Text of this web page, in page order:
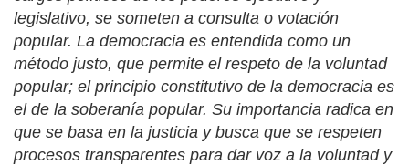
legislativo, se someten a consulta o votación
popular. La democracia es entendida como un
método justo, que permite el respeto de la voluntad
popular; el principio constitutivo de la democracia es
el de la soberanía popular. Su importancia radica en
que se basa en la justicia y busca que se respeten
procesos transparentes para dar voz a la voluntad y